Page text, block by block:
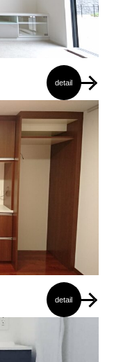
detail
detail